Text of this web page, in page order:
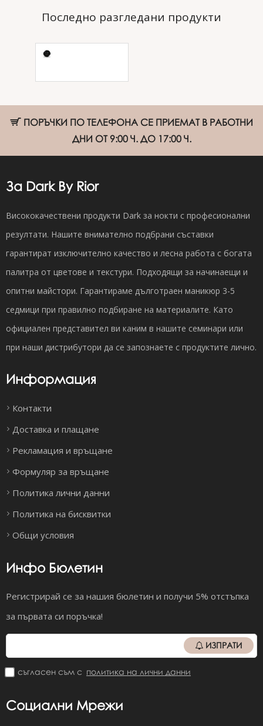
Последно разгледани продукти
ПОРЪЧКИ ПО ТЕЛЕФОНА СЕ ПРИЕМАТ В РАБОТНИ
ДНИ ОТ 9:00 Ч. ДО 17:00 Ч.
За Dark By Rior
Висококачествени продукти Dark за нокти с професионални
резултати. Нашите внимателно подбрани съставки
гарантират изключително качество и лесна работа с богата
палитра от цветове и текстури. Подходящи за начинаещи и
опитни майстори. Гарантираме дълготраен маникюр 3-5
седмици при правилно подбиране на материалите. Като
официален представител ви каним в нашите семинари или
при наши дистрибутори да се запознаете с продуктите лично.
Информация
Контакти
Доставка и плащане
Рекламация и връщане
Формуляр за връщане
Политика лични данни
Политика на бисквитки
Общи условия
Инфо Бюлетин
Регистрирай се за нашия бюлетин и получи 5% отстъпка
за първата си поръчка!
ИЗПРАТИ
съгласен съм с политика на лични данни
Социални Мрежи